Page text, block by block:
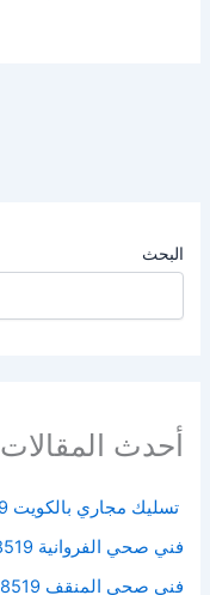
البحث
أحدث المقالات
تسليك مجاري بالكويت 69908519
فني صحي الفروانية 69908519
فني صحي المنقف 69908519